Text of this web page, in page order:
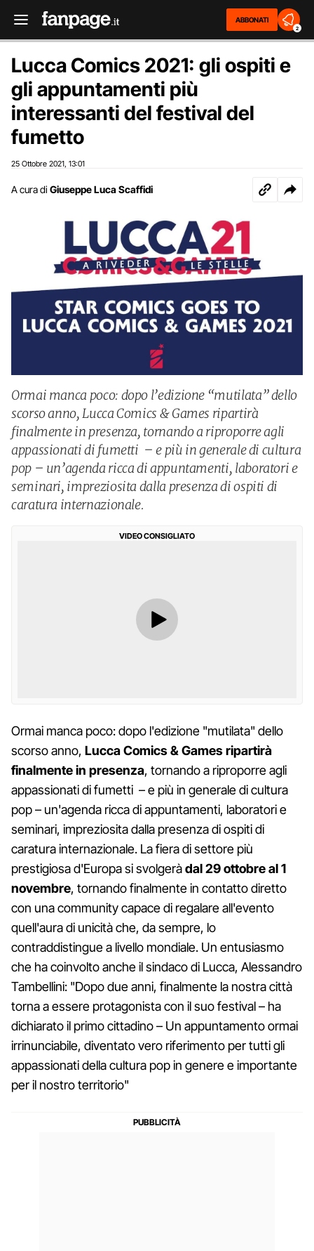
ABBONATI
2
Lucca Comics 2021: gli ospiti e
gli appuntamenti più
interessanti del festival del
fumetto
25 Ottobre 2021 13:01
A cura di Giuseppe Luca Scaffidi
Ormai manca poco: dopo l’edizione “mutilata” dello
scorso anno, Lucca Comics & Games ripartirà
finalmente in presenza, tornando a riproporre agli
appassionati di fumetti – e più in generale di cultura
pop – un’agenda ricca di appuntamenti, laboratori e
seminari, impreziosita dalla presenza di ospiti di
caratura internazionale.
VIDEO CONSIGLIATO
Ormai manca poco: dopo l'edizione "mutilata" dello
scorso anno, Lucca Comics & Games ripartirà
finalmente in presenza, tornando a riproporre agli
appassionati di fumetti – e più in generale di cultura
pop – un'agenda ricca di appuntamenti, laboratori e
seminari, impreziosita dalla presenza di ospiti di
caratura internazionale. La fiera di settore più
prestigiosa d'Europa si svolgeràdal 29 ottobre al 1
novembre, tornando finalmente in contatto diretto
con una community capace di regalare all'evento
quell'aura di unicità che, da sempre, lo
contraddistingue a livello mondiale. Un entusiasmo
che ha coinvolto anche il sindaco di Lucca, Alessandro
Tambellini: "Dopo due anni, finalmente la nostra città
torna a essere protagonista con il suo festival – ha
dichiarato il primo cittadino – Un appuntamento ormai
irrinunciabile, diventato vero riferimento per tutti gli
appassionati della cultura pop in genere e importante
per il nostro territorio"